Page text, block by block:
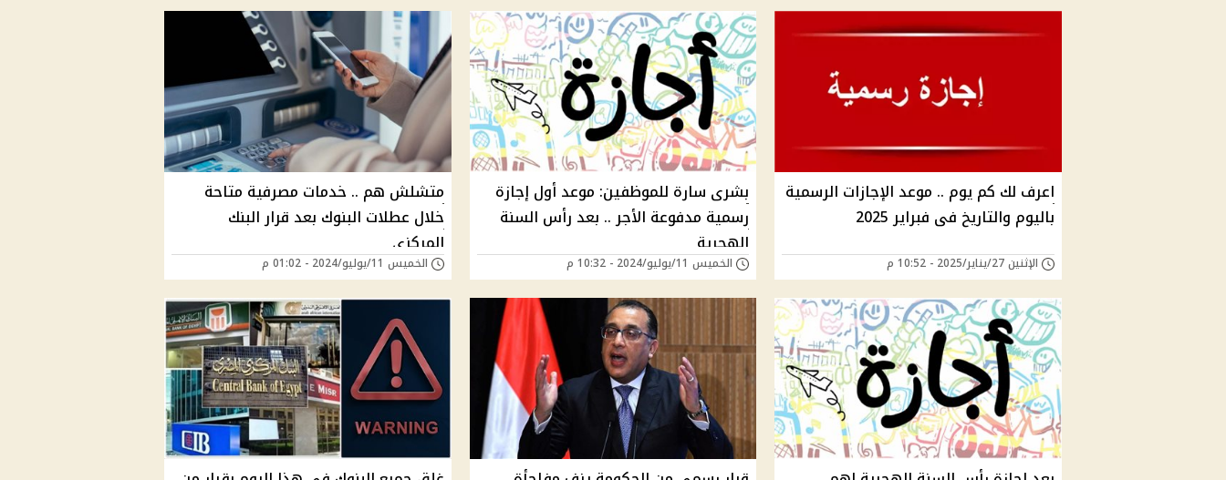
اعرف لك كم يوم .. موعد الإجازات الرسمية
باليوم والتاريخ فى فبراير 2025
الإثنين 27/يناير/2025 - 10:52 م
بشرى سارة للموظفين: موعد أول إجازة
رسمية مدفوعة الأجر .. بعد رأس السنة
الهجرية
الخميس 11/يوليو/2024 - 10:32 م
متشلش هم .. خدمات مصرفية متاحة
خلال عطلات البنوك بعد قرار البنك
المركزي
الخميس 11/يوليو/2024 - 01:02 م